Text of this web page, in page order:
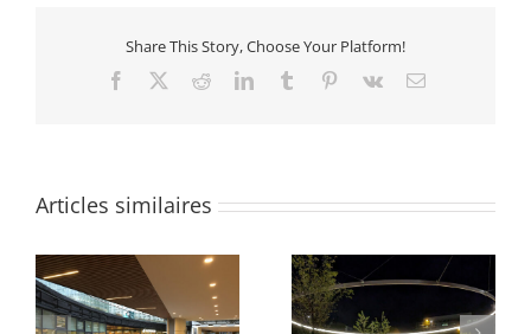
Share This Story, Choose Your Platform!
Facebook RedditLinkedInTumblr Pinterest
Vk Email
Articles similaires